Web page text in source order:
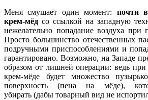
Меня смущает один момент: почти
крем-мёд со ссылкой на западную
нежелательно попадание воздуха при
Просто большинство отечественных
подручными приспособлениями и
гарантировано. Возможно, на Западе
образом от лишней операции: ведь при
крем-мёде будет множество
поверхность (пена на мёде),
убирать (дабы товарный вид не